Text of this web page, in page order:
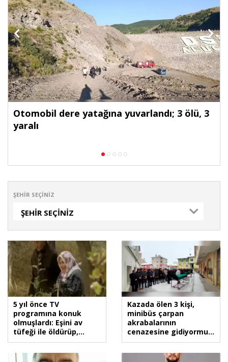
Otomobil dere yatağına yuvarlandı; 3 ölü, 3
yaralı
ŞEHIR SEÇINIZ
ŞEHIR SEÇINIZ
5 yıl önce TV
programına konuk
olmuşlardı: Eşini av
tüfeği ile öldürüp,
intihar etti
Kazada ölen 3 kişi,
minibüs çarpan
akrabalarının
cenazesine gidiyormuş
(2)